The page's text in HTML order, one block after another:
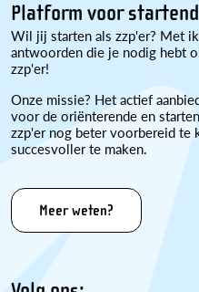
Platform voor
Wil jij starten als zzp'er? Met
antwoorden die je nodig hebt
zzp'er!
Onze missie? Het actief
voor de oriënterende en
zzp'er nog beter voorbereid te
succesvoller te maken.
Meer weten?